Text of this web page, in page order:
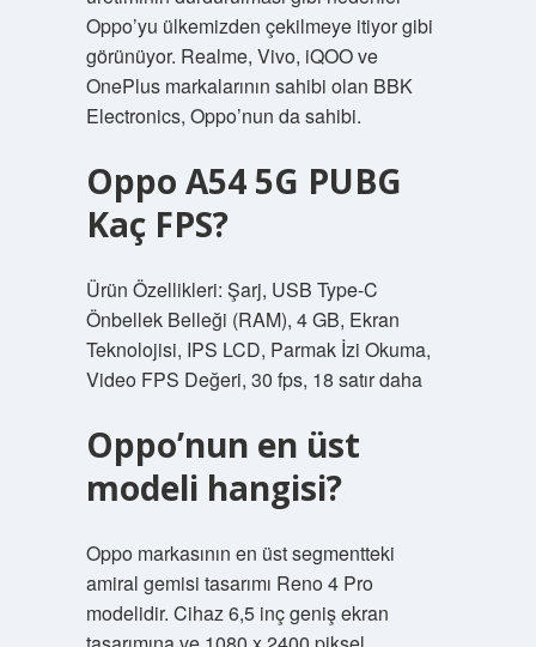
Oppo’yu ülkemizden çekilmeye itiyor gibi
görünüyor. Realme, Vivo, iQOO ve
OnePlus markalarının sahibi olan BBK
Electronics, Oppo’nun da sahibi.
Oppo A54 5G PUBG
Kaç FPS?
Ürün Özellikleri: Şarj, USB Type-C
Önbellek Belleği (RAM), 4 GB, Ekran
Teknolojisi, IPS LCD, Parmak İzi Okuma,
Video FPS Değeri, 30 fps, 18 satır daha
Oppo’nun en üst
modeli hangisi?
Oppo markasının en üst segmentteki
amiral gemisi tasarımı Reno 4 Pro
modelidir. Cihaz 6,5 inç geniş ekran